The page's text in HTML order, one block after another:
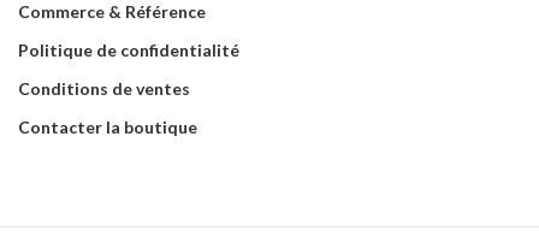
Commerce & Référence
Politique de confidentialité
Conditions de ventes
Contacter la boutique